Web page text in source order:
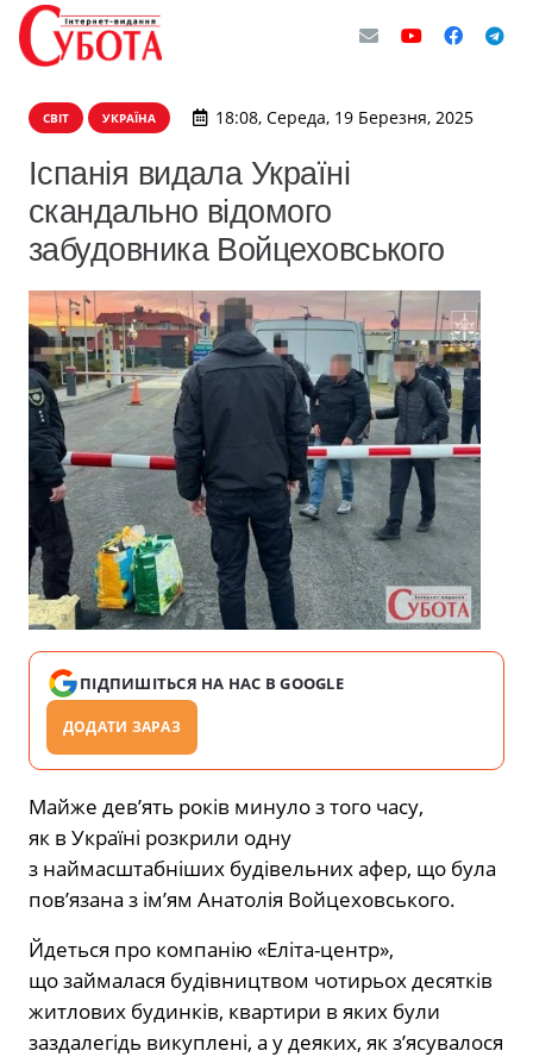
СВІТ УКРАЇНА 18:08, Середа, 19 Березня, 2025
Іспанія видала Україні
скандально відомого
забудовника Войцеховського
ПІДПИШІТЬСЯ НА НАС В GOOGLE
ДОДАТИ ЗАРАЗ
Майже дев’ять років минуло з того часу,
як в Україні розкрили одну
з наймасштабніших будівельних афер, що була
пов’язана з ім’ям Анатолія Войцеховського.
Йдеться про компанію «Еліта-центр»,
що займалася будівництвом чотирьох десятків
житлових будинків, квартири в яких були
заздалегідь викуплені, а у деяких, як з’ясувалося